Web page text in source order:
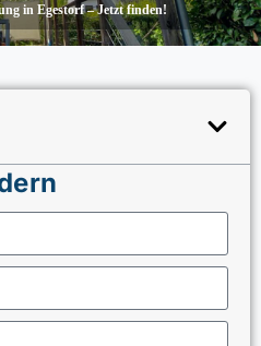
in Egestorf – Jetzt finden!